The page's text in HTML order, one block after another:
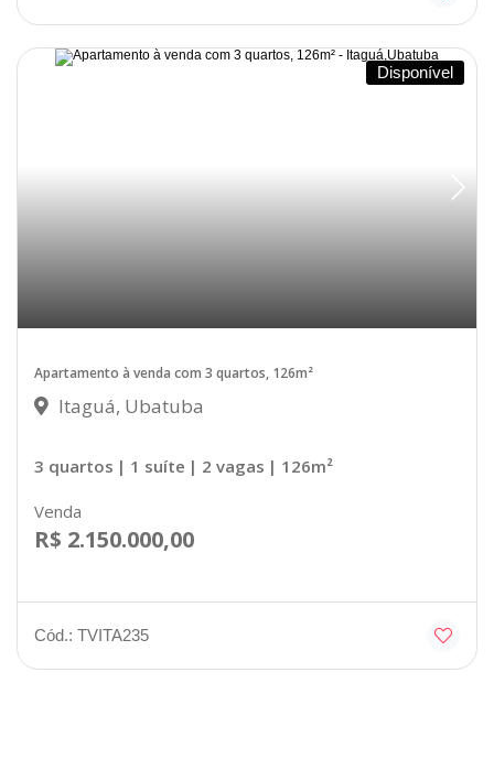
Disponível
Apartamento à venda com 3 quartos, 126m²
Itaguá, Ubatuba
3 quartos | 1 suíte | 2 vagas | 126m²
Venda
R$ 2.150.000,00
Cód.: TVITA235